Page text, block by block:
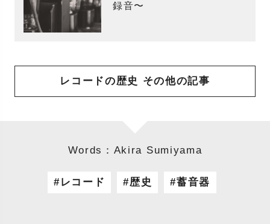
録音〜
レコードの歴史 その他の記事
Words：Akira Sumiyama
レコード 歴史 蓄音器